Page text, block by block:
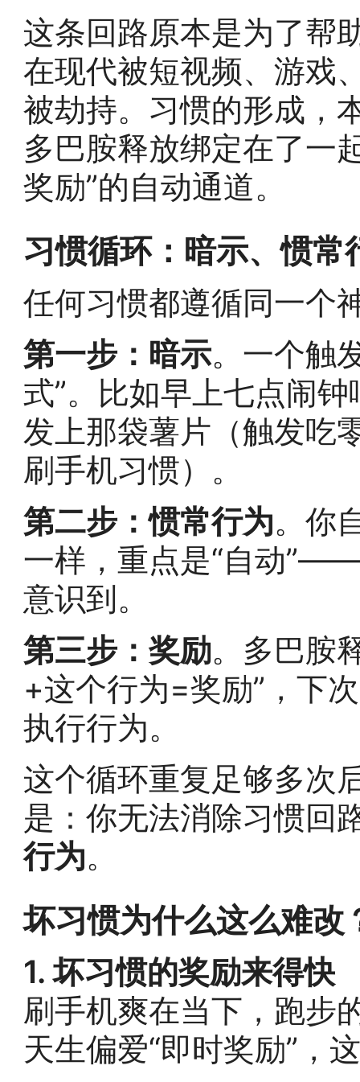
这条回路原本是为了帮
在现代被短视频、游戏
被劫持。习惯的形成，
多巴胺释放绑定在了
奖励”的自动通道。
习惯循环：暗示、惯常
任何习惯都遵循同一个
第一步：暗示。一个触
式”。比如早上七点闹
发上那袋薯片（触发吃
刷手机习惯）。
第二步：惯常行为。你
一样，重点是“自动
意识到。
第三步：奖励。多巴胺
+这个行为=奖励”，下
执行行为。
这个循环重复足够多次
是：你无法消除习惯回
行为。
坏习惯为什么这么难改
1. 坏习惯的奖励来得快
刷手机爽在当下，跑步
天生偏爱“即时奖励”，